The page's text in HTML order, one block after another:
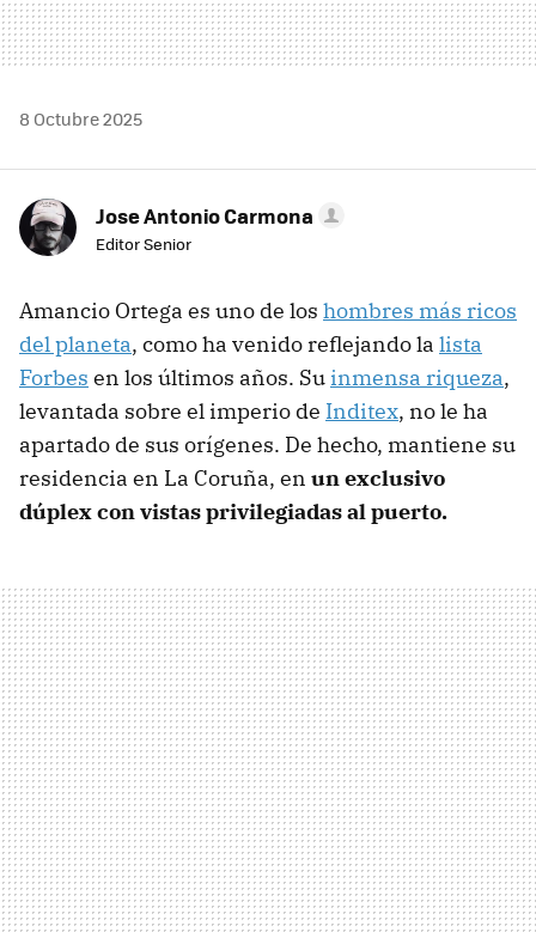
8 Octubre 2025
Jose Antonio Carmona
Editor Senior
Amancio Ortega es uno de los hombres más ricos
del planeta, como ha venido reflejando la lista
Forbes en los últimos años. Su inmensa riqueza,
levantada sobre el imperio de Inditex, no le ha
apartado de sus orígenes. De hecho, mantiene su
residencia en La Coruña, en un exclusivo
dúplex con vistas privilegiadas al puerto.